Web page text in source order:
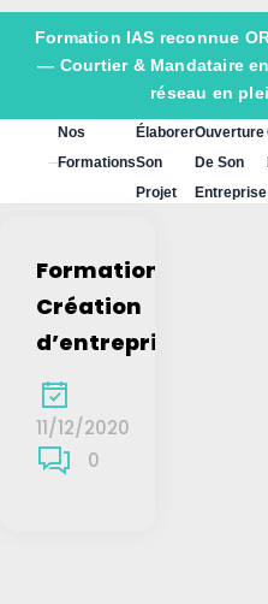
Formation IAS reconnue
— Courtier & Mandataire
réseau en
Nos
Formations
Élaborer
Son
Projet
Ouverture
De Son
Entreprise
Formation
Création
d’entreprise
11/12/2020
0